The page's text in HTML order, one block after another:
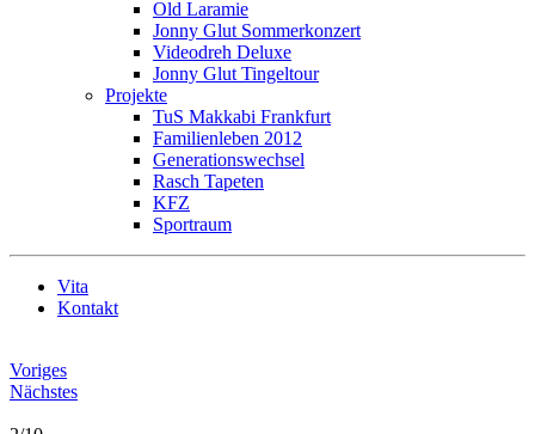
Old Laramie
Jonny Glut Sommerkonzert
Videodreh Deluxe
Jonny Glut Tingeltour
Projekte
TuS Makkabi Frankfurt
Familienleben 2012
Generationswechsel
Rasch Tapeten
KFZ
Sportraum
Vita
Kontakt
Voriges
Nächstes